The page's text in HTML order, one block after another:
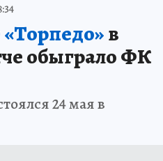
в
обыграло ФК
24 мая в